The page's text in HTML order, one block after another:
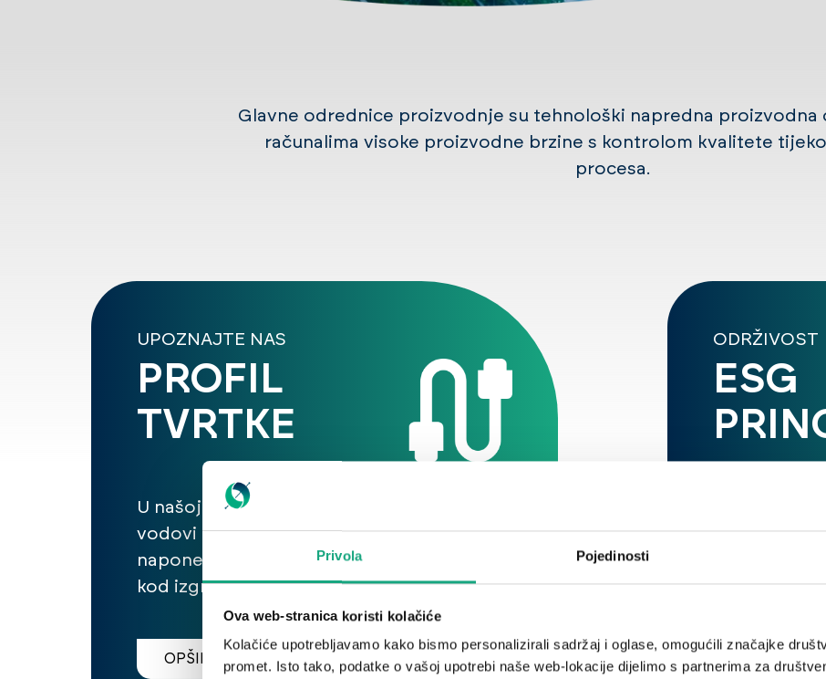
Privola Pojedinosti
Ova web-stranica koristi kolačiće
Kolačiće upotrebljavamo kako bismo personalizirali sadržaj i oglase, omogućili značajke
promet. Isto tako, podatke o vašoj upotrebi naše web-lokacije dijelimo s partnerima za
Glavne odrednice proizvodnje su tehnološki napredna proizvodna
računalima visoke proizvodne brzine s kontrolom kvalitete
procesa.
UPOZNAJTE NAS
PROFIL
TVRTKE
U našoj tvornici proizvode se instalacijski
vodovi i energetski kabeli namijenjeni za
napone do 1 kV, koji se većinom koriste
kod izgradnje stambenih i poslovnih
zgrada, industrijskih postrojenja i
prometne infrastrukture.
OPŠIRNIJE
ODRŽIVOST
ESG
Uvijek
kvalitete uz
Obavezom
kvalitete i
politike
OPŠIRNIJE